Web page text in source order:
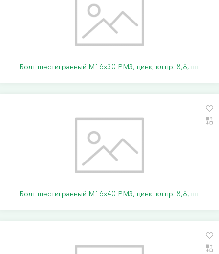
Болт шестигранный М16х30 РМЗ, цинк, кл.пр. 8,8, шт
Болт шестигранный М16х40 РМЗ, цинк, кл.пр. 8,8, шт